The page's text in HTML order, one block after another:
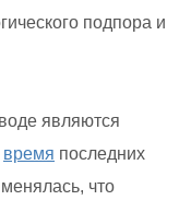
подпора и
являются
время последних
менялась, что